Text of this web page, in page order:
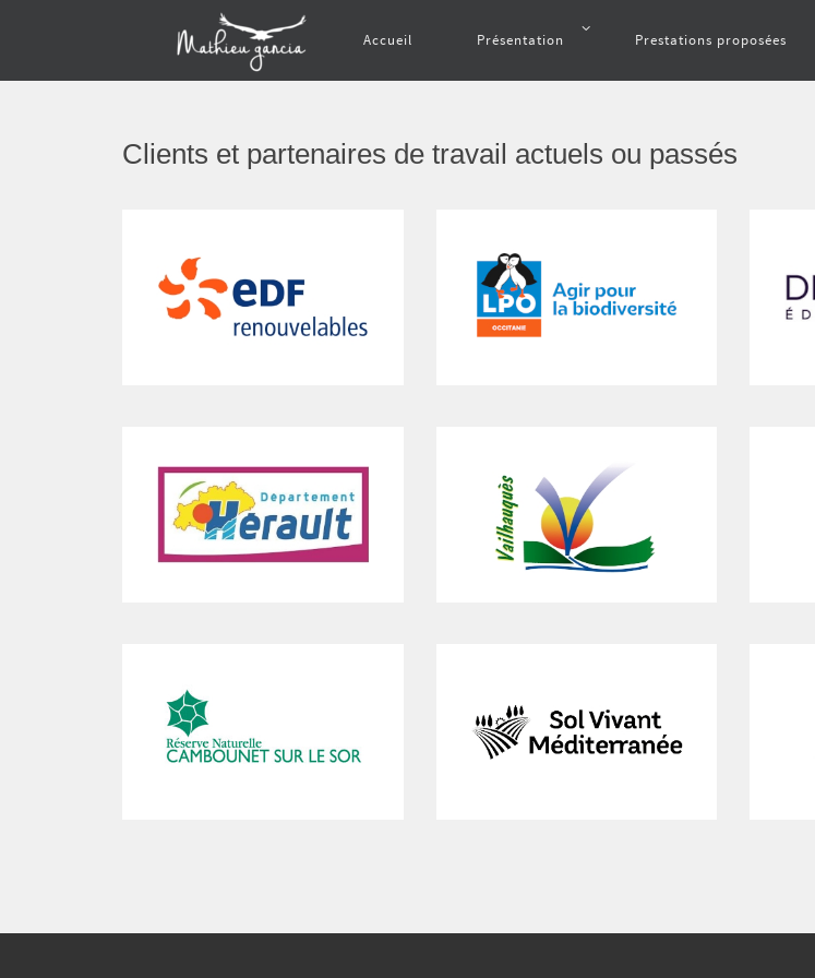
Accueil Présentation Prestations proposées
Clients et partenaires de travail actuels ou passés